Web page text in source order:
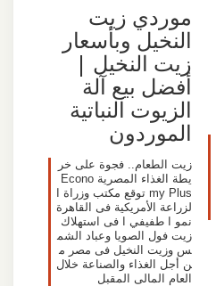
موردي زيت
النخيل وبأسعار
زيت النخيل |
أفضل بيع آلة
الزيوت النباتية
الموردون
زيت الطعام.. فجوة على خر
يطة الغذاء المصرية Econo
my Plus توقع مكتب وزراة ا
لزراعة الأمريكية فى القاهرة
نمو ا طفيفي ا فى استهلاك
زيت فول الصويا وعباد الشم
س وزيت النخيل فى مصر م
ن أجل الغذاء والصناعة خلال
العام المالى المقبل